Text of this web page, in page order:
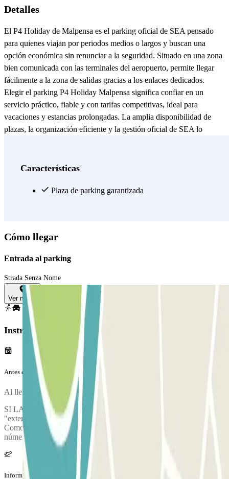
Detalles
El P4 Holiday de Malpensa es el parking oficial de SEA pensado
para quienes viajan por periodos medios o largos y buscan una
opción económica sin renunciar a la seguridad. Situado en una zona
bien comunicada con las terminales del aeropuerto, permite llegar
fácilmente a la zona de salidas gracias a los enlaces dedicados.
Elegir el parking P4 Holiday Malpensa significa confiar en un
servicio práctico, fiable y con tarifas competitivas, ideal para
vacaciones y estancias prolongadas. La amplia disponibilidad de
plazas, la organización eficiente y la gestión oficial de SEA lo
Reserva online y viaja sin preocupaciones.
Características
Plaza de parking garantizada
Cómo llegar
Entrada al parking
Strada Senza Nome
Ver mapa
Instrucciones
Antes de tu viaje
Al llegar al parking, para entrar, entry.method.barcode
SI LA BARRERA NO SE ABRE: Llama al interfono e indica el
"external booking ID" indicado en tu voucher de confirmación.
Como alternativa, puedes contactar con un operador llamando a los
números +39 02 7486 5621 - +39 02 7486 5622.
Información adicional